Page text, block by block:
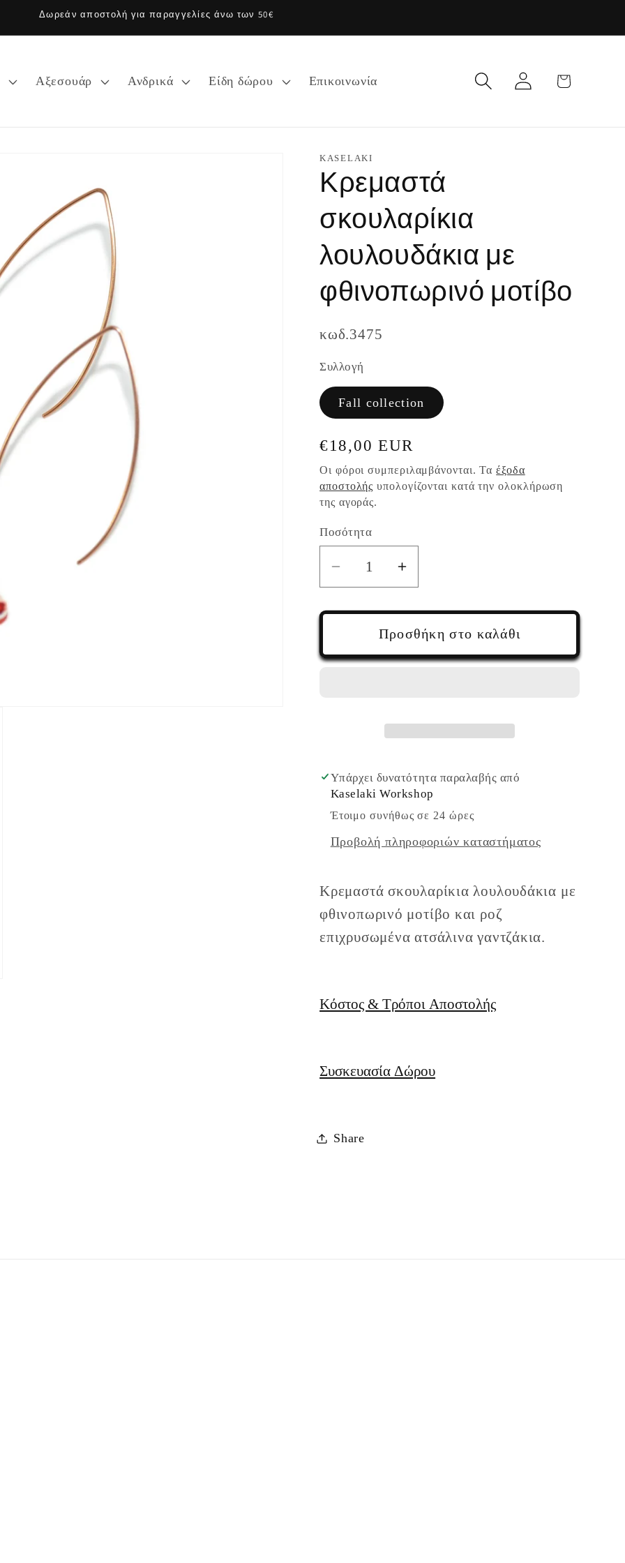
Δωρεάν αποστολή για παραγγελίες άνω των 50€
Αξεσουάρ Ανδρικά Είδη δώρου Επικοινωνία Σύνδεση Καλάθι
KASELAKI
Κρεμαστά
σκουλαρίκια
λουλουδάκια με
φθινοπωρινό μοτίβο
κωδ.3475
Συλλογή
Fall collection
Κανονική
τιμή
€18,00 EUR
Οι φόροι συμπεριλαμβάνονται. Ταέξοδα
αποστολής υπολογίζονται κατά την ολοκλήρωση
της αγοράς.
Ποσότητα
Ποσότητα
Μείωση
ποσότητας
για
Κρεμαστά
σκουλαρίκια
λουλουδάκια
Αύξηση
ποσότητας
για
Κρεμαστά
σκουλαρίκια
λουλουδάκια
μοτίβο
Προσθήκη στο καλάθι
Υπάρχει δυνατότητα παραλαβής από
Kaselaki Workshop
Έτοιμο συνήθως σε 24 ώρες
Προβολή πληροφοριών καταστήματος
Κρεμαστά σκουλαρίκια λουλουδάκια με
φθινοπωρινό μοτίβο και ροζ
επιχρυσωμένα ατσάλινα γαντζάκια.
Κόστος & Τρόποι Αποστολής
Συσκευασία Δώρου
Share